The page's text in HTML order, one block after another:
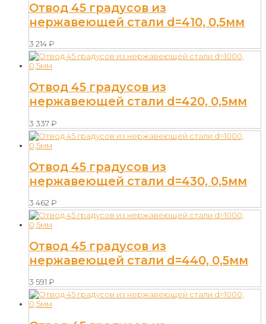
Отвод 45 градусов из
нержавеющей стали d=410, 0,5мм
3 214₽
Отвод 45 градусов из
нержавеющей стали d=420, 0,5мм
3 337₽
Отвод 45 градусов из
нержавеющей стали d=430, 0,5мм
3 462 ₽
Отвод 45 градусов из
нержавеющей стали d=440, 0,5мм
3 591 ₽